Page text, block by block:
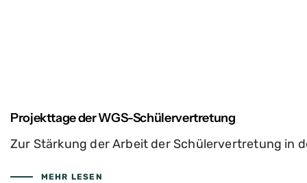
Projekttage der WGS-Schülervertretung
Zur Stärkung der Arbeit der Schülervertretung in
MEHR LESEN